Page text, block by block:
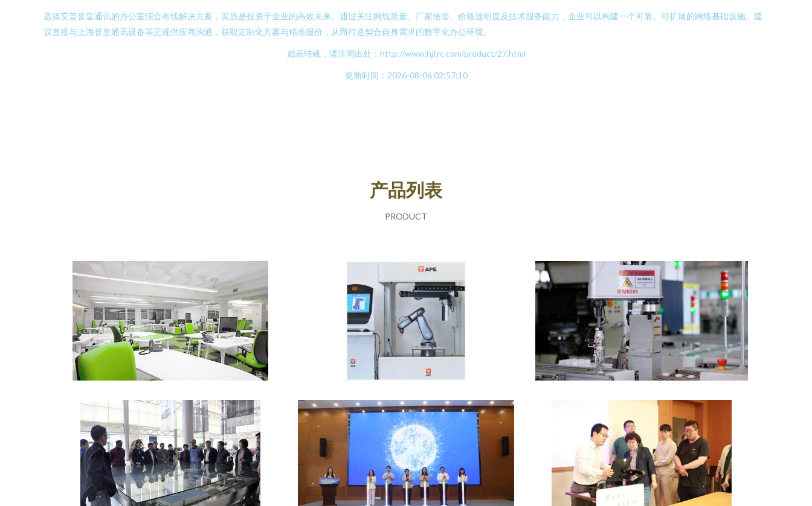
选择安普誉皇通讯的办公室综合布线解决方案，实质是投资于企业的高效未来。通过关注网线质量、厂家信誉、价格透明度及技术服务能力，企业可以构建一个可靠、可扩展的网络基础设施。建
议直接与上海誉皇通讯设备等正规供应商沟通，获取定制化方案与精准报价，从而打造契合自身需求的数字化办公环境。
如若转载，请注明出处：http://www.hjtrc.com/product/27.html
更新时间：2026-08-06 02:57:10
产品列表
PRODUCT